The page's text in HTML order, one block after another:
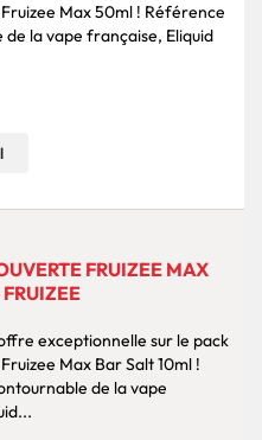
Max 50ml ! Référence
la vape française, Eliquid
FRUIZEE MAX
exceptionnelle sur le pack
Max Bar Salt 10ml !
de la vape